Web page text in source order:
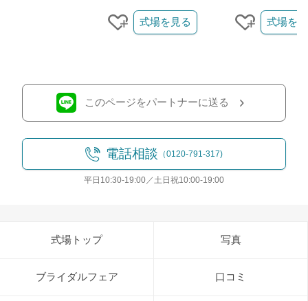
クリップする
式場を見る
クリップ
式場を
このページをパートナーに送る
電話相談 （0120-791-317)
平日10:30-19:00／土日祝10:00-19:00
式場トップ 写真
ブライダルフェア 口コミ